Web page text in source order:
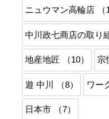
ニュウマン高輪店 （
中川政七商店の取り
地産地匠 （10） 宗
遊 中川 （8） ワー
日本市 （7）